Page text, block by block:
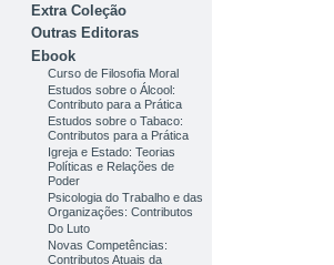
Extra Coleção
Outras Editoras
Ebook
Curso de Filosofia Moral
Estudos sobre o Álcool:
Contributo para a Prática
Estudos sobre o Tabaco:
Contributos para a Prática
Igreja e Estado: Teorias
Políticas e Relações de
Poder
Psicologia do Trabalho e das
Organizações: Contributos
Do Luto
Novas Competências:
Contributos Atuais da